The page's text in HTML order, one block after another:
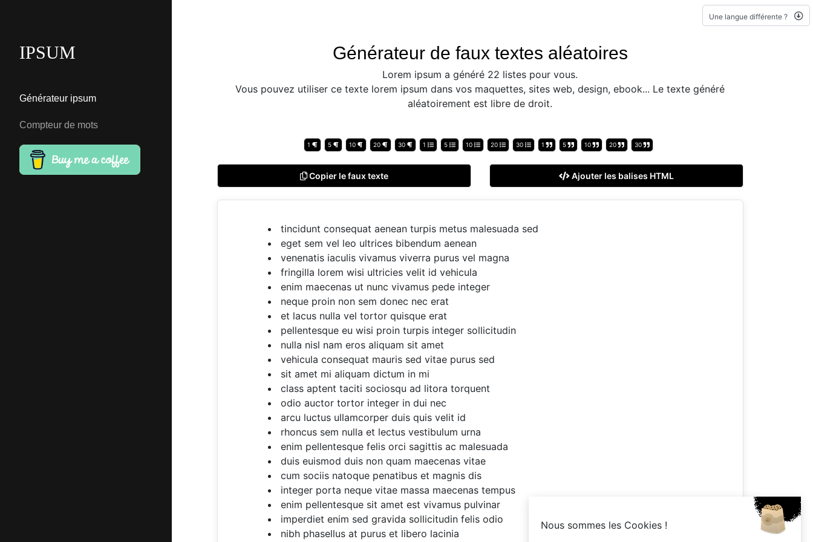
IPSUM
Générateur ipsum
Compteur de mots
Une langue différente ?
Générateur de faux textes aléatoires
Lorem ipsum a généré 22 listes pour vous.
Vous pouvez utiliser ce texte lorem ipsum dans vos maquettes, sites web, design, ebook... Le texte généré
aléatoirement est libre de droit.
1 5 10 20 30 1 5 10 20 30 1 5 10 20 30
Copier le faux texte Ajouter les balises HTML
tincidunt consequat aenean turpis metus malesuada sed
eget sem vel leo ultrices bibendum aenean
venenatis iaculis vivamus viverra purus vel magna
fringilla lorem wisi ultricies velit id vehicula
enim maecenas ut nunc vivamus pede integer
neque proin non sem donec nec erat
et lacus nulla vel tortor quisque erat
pellentesque eu wisi proin turpis integer sollicitudin
nulla nisl nam eros aliquam sit amet
vehicula consequat mauris sed vitae purus sed
sit amet mi aliquam dictum in mi
class aptent taciti sociosqu ad litora torquent
odio auctor tortor integer in dui nec
arcu luctus ullamcorper duis quis velit id
rhoncus sem nulla et lectus vestibulum urna
enim pellentesque felis orci sagittis ac malesuada
duis euismod duis non quam maecenas vitae
cum sociis natoque penatibus et magnis dis
integer porta neque vitae massa maecenas tempus
enim pellentesque sit amet est vivamus pulvinar
imperdiet enim sed gravida sollicitudin felis odio
nibh phasellus at purus et libero lacinia
Nous sommes les Cookies !